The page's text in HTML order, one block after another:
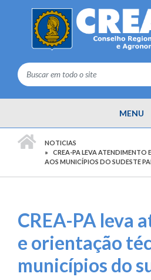
MENU
NOTICIAS
CREA-PA LEVA ATENDIMENTO
AOS MUNICÍPIOS DO SUDESTE
CREA-PA leva
e orientação
municípios do